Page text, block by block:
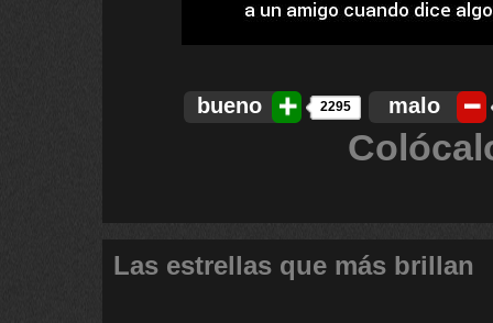
bueno 2295 malo
Las estrellas que más brillan